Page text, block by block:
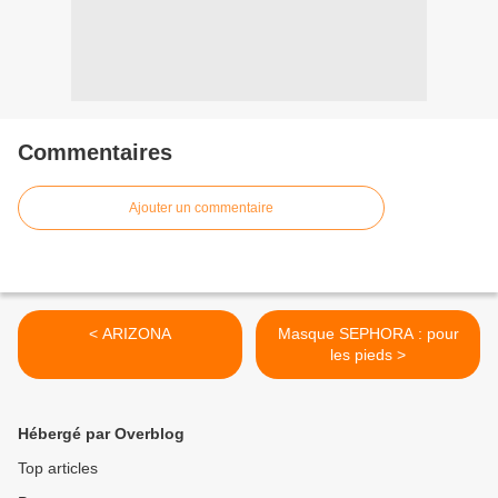
Commentaires
Ajouter un commentaire
< ARIZONA
Masque SEPHORA : pour
les pieds >
Hébergé par Overblog
Top articles